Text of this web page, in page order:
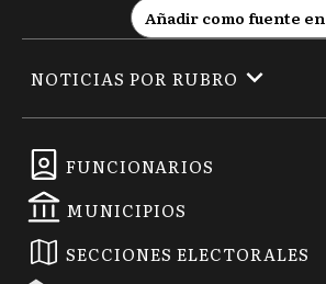
Añadir como fuente en
FUNCIONARIOS
MUNICIPIOS
SECCIONES ELECTORALES
NOTICIAS POR RUBRO